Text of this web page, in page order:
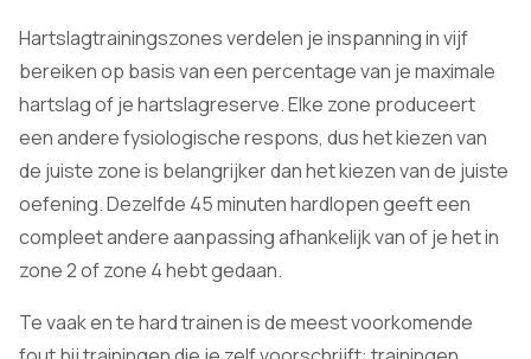
Hartslagtrainingszones verdelen je inspanning in vijf
bereiken op basis van een percentage van je maximale
hartslag of je hartslagreserve. Elke zone produceert
een andere fysiologische respons, dus het kiezen van
de juiste zone is belangrijker dan het kiezen van de juiste
oefening. Dezelfde 45 minuten hardlopen geeft een
compleet andere aanpassing afhankelijk van of je het in
zone 2 of zone 4 hebt gedaan.
Te vaak en te hard trainen is de meest voorkomende